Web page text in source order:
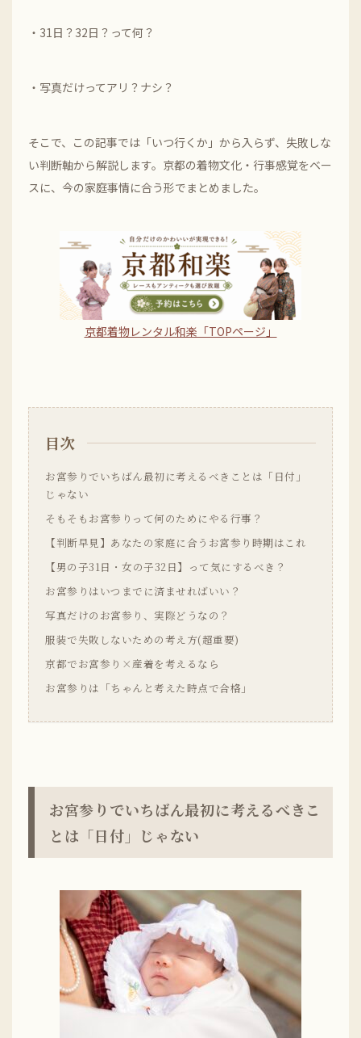
・31日？32日？って何？
・写真だけってアリ？ナシ？
そこで、この記事では「いつ行くか」から入らず、失敗しな
い判断軸から解説します。京都の着物文化・行事感覚をベー
スに、今の家庭事情に合う形でまとめました。
京都着物レンタル和楽「TOPページ」
目次
お宮参りでいちばん最初に考えるべきことは「日付」
じゃない
そもそもお宮参りって何のためにやる行事？
【判断早見】あなたの家庭に合うお宮参り時期はこれ
【男の子31日・女の子32日】って気にするべき？
お宮参りはいつまでに済ませればいい？
写真だけのお宮参り、実際どうなの？
服装で失敗しないための考え方(超重要)
京都でお宮参り×産着を考えるなら
お宮参りは「ちゃんと考えた時点で合格」
お宮参りでいちばん最初に考えるべきこ
とは「日付」じゃない